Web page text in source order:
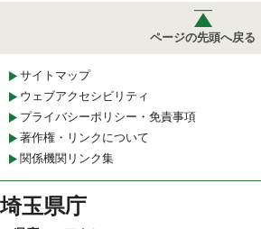
ページの先頭へ戻る
サイトマップ
ウェブアクセシビリティ
プライバシーポリシー・免責事項
著作権・リンクについて
関係機関リンク集
埼玉県庁